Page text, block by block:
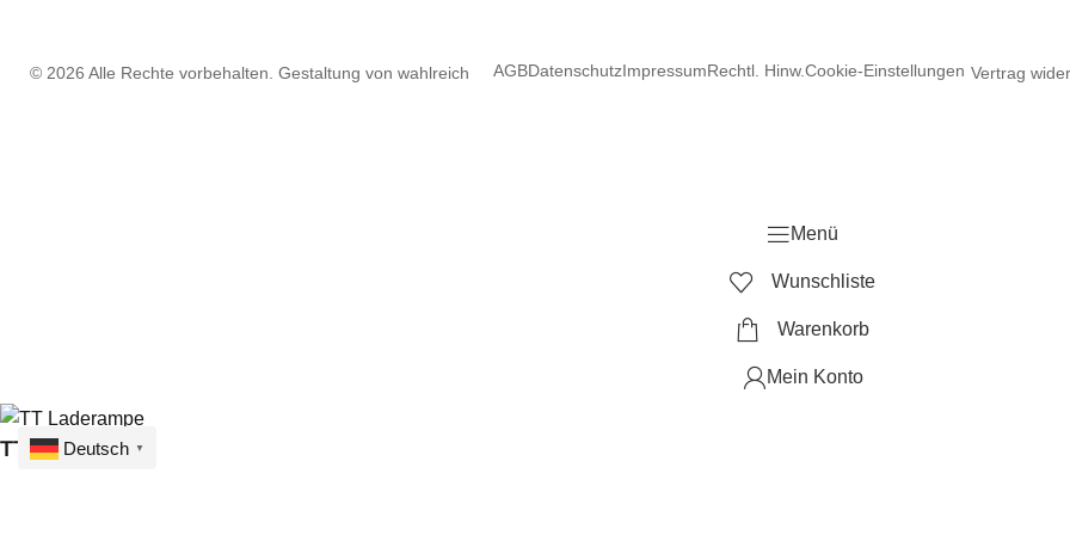
© 2026 Alle Rechte vorbehalten. Gestaltung von wahlreich AGBDatenschutzImpressumRechtl. Hinw.Cookie-Einstellungen Vertrag
Menü
Wunschliste
Warenkorb
Mein Konto
TT Laderampe
Deutsch ▼